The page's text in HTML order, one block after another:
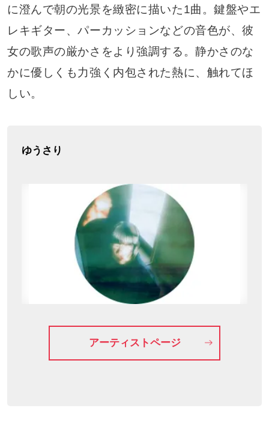
に澄んで朝の光景を緻密に描いた1曲。鍵盤やエ
レキギター、パーカッションなどの音色が、彼
女の歌声の厳かさをより強調する。静かさのな
かに優しくも力強く内包された熱に、触れてほ
しい。
ゆうさり
アーティストページ